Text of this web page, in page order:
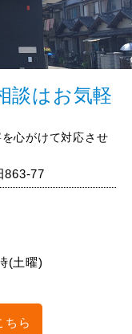
談はお気軽
心がけて対応させ
863-77
(土曜)
ちら